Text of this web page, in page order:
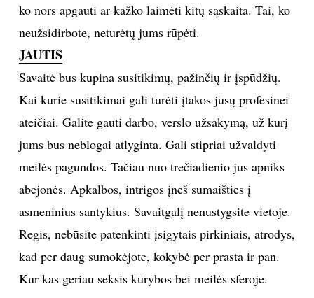
KONTAKTAI
PRIVATUMO POLITIKA
Sekite mus:
NAUJIENLAIŠKĮ
ko nors apgauti ar kažko laimėti kitų sąskaita. Tai, ko
neužsidirbote, neturėtų jums rūpėti.
JAUTIS
Savaitė bus kupina susitikimų, pažinčių ir įspūdžių.
Kai kurie susitikimai gali turėti įtakos jūsų profesinei
ateičiai. Galite gauti darbo, verslo užsakymą, už kurį
jums bus neblogai atlyginta. Gali stipriai užvaldyti
meilės pagundos. Tačiau nuo trečiadienio jus apniks
abejonės. Apkalbos, intrigos įneš sumaišties į
asmeninius santykius. Savaitgalį nenustygsite vietoje.
Regis, nebūsite patenkinti įsigytais pirkiniais, atrodys,
kad per daug sumokėjote, kokybė per prasta ir pan.
Kur kas geriau seksis kūrybos bei meilės sferoje.